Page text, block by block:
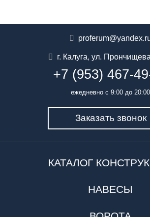
г. Калуга, ул.
+7 (953) 467-
ежедневно с 9:00 до 20:00
Заказать звонок
КАТАЛОГ
НАВЕСЫ